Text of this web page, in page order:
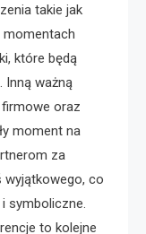
takie jak
momentach
które będą
Inną ważną
oraz
moment na
za
wyjątkowego, co
symboliczne.
to kolejne